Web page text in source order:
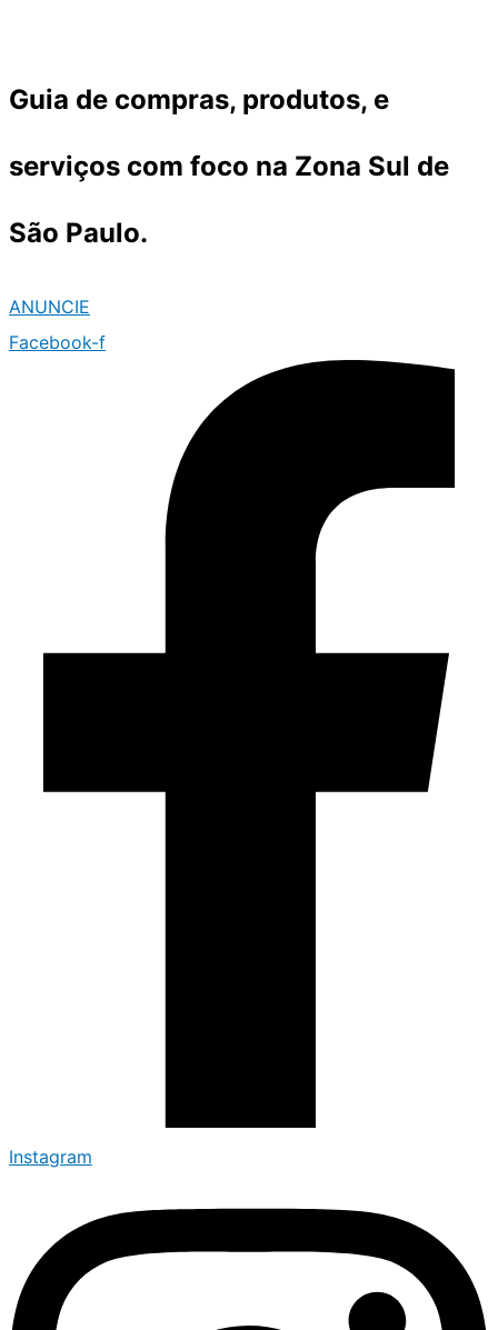
o
Guia de compras, produtos, e
serviços com foco na Zona Sul de
São Paulo.
ANUNCIE
Facebook-f
Instagram